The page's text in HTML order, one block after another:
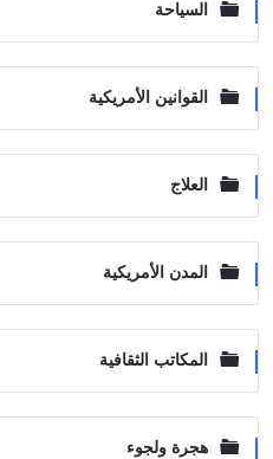
السياحة
القوانين الأمريكية
العلاج
المدن الأمريكية
المكاتب الثقافية
هجرة ولجوء